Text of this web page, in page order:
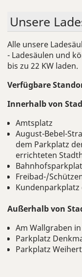
Un­se­re
Alle unsere
- Ladesäulen und
bis zu 22 KW laden.
Verfügbare
Innerhalb von
Amtsplatz
August-Bebel-
dem Parkplatz
errichteten
Freibad-/
Außerhalb von
Am Wallgraben
Parkplatz
Parkplatz